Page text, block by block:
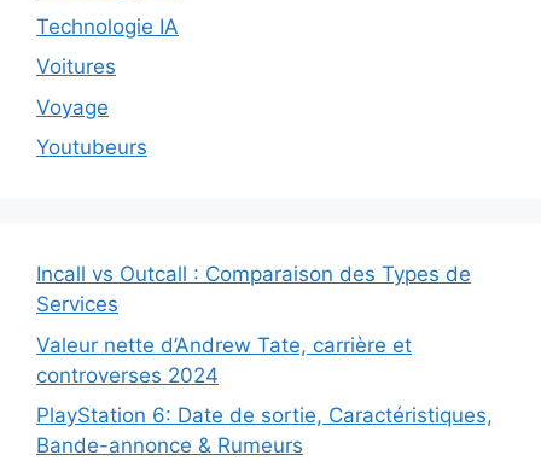
Technologie IA
Voitures
Voyage
Youtubeurs
Incall vs Outcall : Comparaison des Types de
Services
Valeur nette d’Andrew Tate, carrière et
controverses 2024
PlayStation 6: Date de sortie, Caractéristiques,
Bande-annonce & Rumeurs